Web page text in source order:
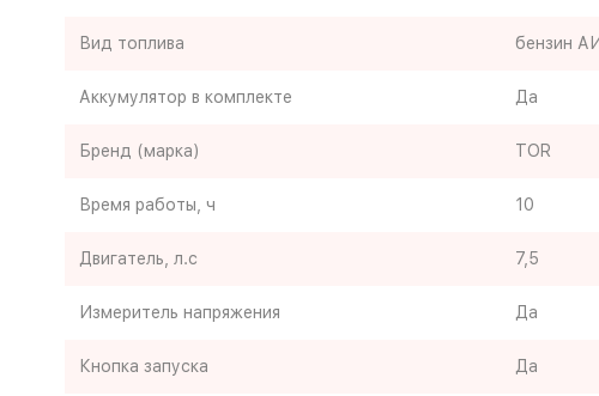
Вид топлива бензин
Аккумулятор в комплекте Да
Бренд (марка) TOR
Время работы, ч 10
Двигатель, л.с 7,5
Измеритель напряжения Да
Кнопка запуска Да